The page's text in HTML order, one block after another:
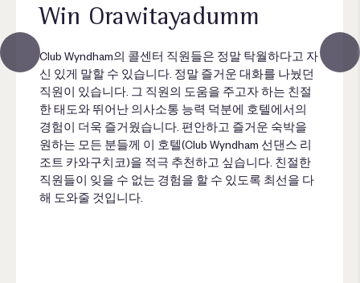
Win Orawitayadumm
Club Wyndham의 콜센터 직원들은 정말 탁월하다고 자
신 있게 말할 수 있습니다. 정말 즐거운 대화를 나눴던
직원이 있습니다. 그 직원의 도움을 주고자 하는 친절
한 태도와 뛰어난 의사소통 능력 덕분에 호텔에서의
경험이 더욱 즐거웠습니다. 편안하고 즐거운 숙박을
원하는 모든 분들께 이 호텔(Club Wyndham 선댄스 리
조트 카와구치코)을 적극 추천하고 싶습니다. 친절한
직원들이 잊을 수 없는 경험을 할 수 있도록 최선을 다
해 도와줄 것입니다.